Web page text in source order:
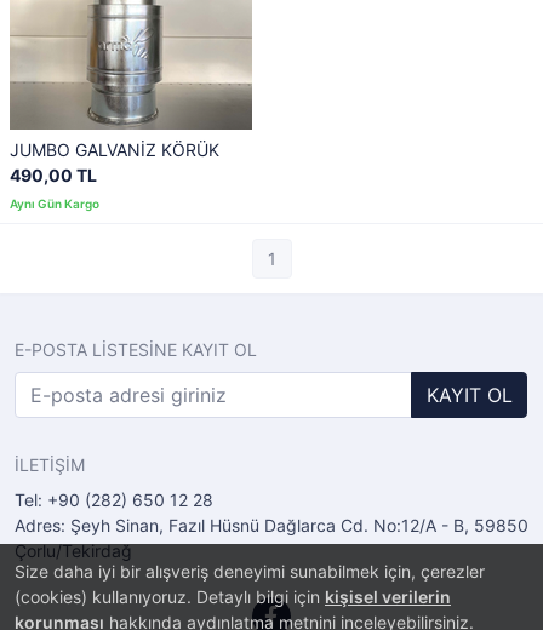
Size daha iyi bir alışveriş deneyimi sunabilmek için, çerezler
(cookies) kullanıyoruz. Detaylı bilgi için kişisel verilerin
korunması hakkında aydınlatma metnini inceleyebilirsiniz.
JUMBO GALVANİZ KÖRÜK
490,00 TL
1
E-POSTA LİSTESİNE KAYIT OL
KAYIT OL
İLETİŞİM
Tel: +90 (282) 650 12 28
Adres: Şeyh Sinan, Fazıl Hüsnü Dağlarca Cd. No:12/A - B, 59850
Çorlu/Tekirdağ